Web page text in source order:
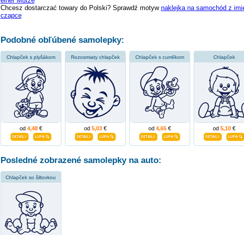
Chcesz dostarczać towary do Polski? Sprawdź motyw naklejka na samochód z
czapce
Podobné obľúbené samolepky:
Chlapček s plyšákom
od 4,48€
Rozosmiaty chlapček
od 5,03€
Chlapček s cumlíkom
od 4,65€
Chlapček
od 5,10€
Posledné zobrazené samolepky na auto:
Chlapček so šiltovkou